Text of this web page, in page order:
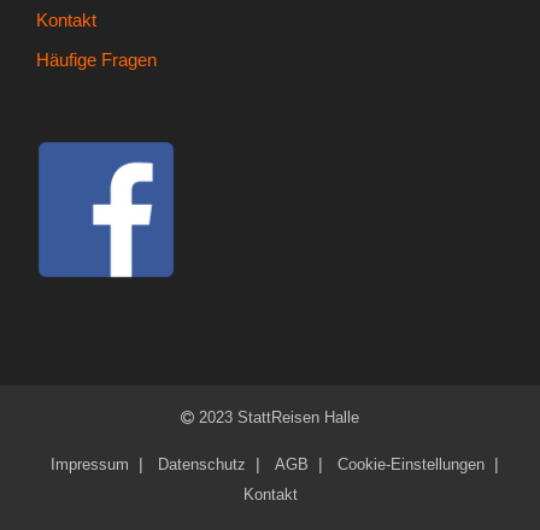
Kontakt
Häufige Fragen
2023 StattReisen Halle
Impressum Datenschutz AGB
Cookie-Einstellungen
Kontakt